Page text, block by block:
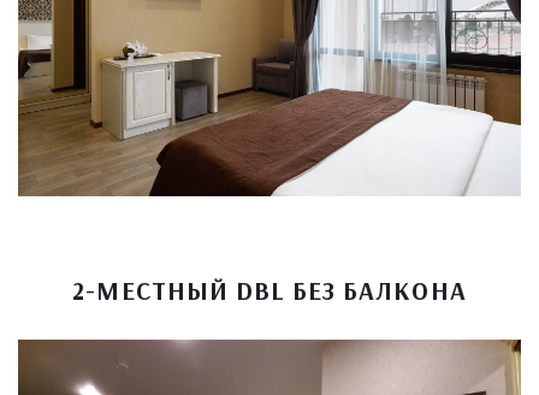
2-МЕСТНЫЙ DBL БЕЗ БАЛКОНА